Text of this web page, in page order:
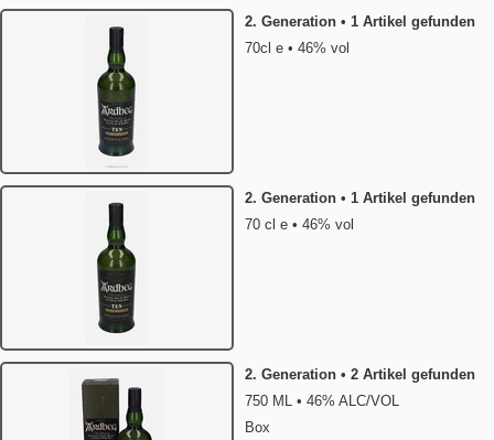
2. Generation • 1 Artikel gefunden
70cl e • 46% vol
2. Generation • 1 Artikel gefunden
70 cl e • 46% vol
2. Generation • 2 Artikel gefunden
750 ML • 46% ALC/VOL
Box